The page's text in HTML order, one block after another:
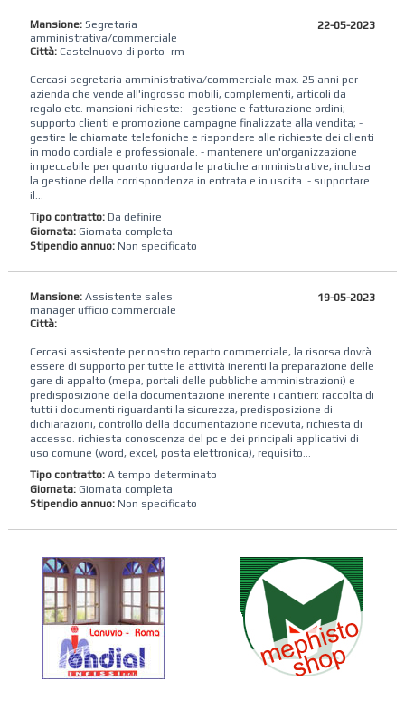
Mansione:Segretaria
amministrativa/commerciale
Città:Castelnuovo di porto -rm-
22-05-2023
Cercasi segretaria amministrativa/commerciale max. 25 anni per
azienda che vende all'ingrosso mobili, complementi, articoli da
regalo etc. mansioni richieste: - gestione e fatturazione ordini; -
supporto clienti e promozione campagne finalizzate alla vendita; -
gestire le chiamate telefoniche e rispondere alle richieste dei clienti
in modo cordiale e professionale. - mantenere un'organizzazione
impeccabile per quanto riguarda le pratiche amministrative, inclusa
la gestione della corrispondenza in entrata e in uscita. - supportare
il...
Tipo contratto:Da definire
Giornata: Giornata completa
Stipendio annuo: Non specificato
Mansione:Assistente sales
manager ufficio commerciale
Città:
19-05-2023
Cercasi assistente per nostro reparto commerciale, la risorsa dovrà
essere di supporto per tutte le attività inerenti la preparazione delle
gare di appalto (mepa, portali delle pubbliche amministrazioni) e
predisposizione della documentazione inerente i cantieri: raccolta di
tutti i documenti riguardanti la sicurezza, predisposizione di
dichiarazioni, controllo della documentazione ricevuta, richiesta di
accesso. richiesta conoscenza del pc e dei principali applicativi di
uso comune (word, excel, posta elettronica), requisito...
Tipo contratto:A tempo determinato
Giornata: Giornata completa
Stipendio annuo: Non specificato